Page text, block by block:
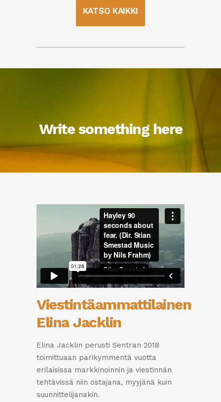
KATSO KAIKKI
Write something here
Viestintäammattilainen
Elina Jacklin
Elina Jacklin perusti Sentran 2018
toimittuaan parikymmentä vuotta
erilaisissa markkinoinnin ja viestinnän
tehtävissä niin ostajana, myyjänä kuin
suunnittelijanakin.